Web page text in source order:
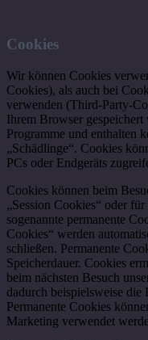
Cookies
Wir können Cookies
Cookies), als auch bei
verwenden (Third-Party-
Ihrem Browser
Programme und enthalten
„Schädlinge“. Cookies
PCs oder Endgeräts
Cookies können beim
„Session Cookies“ oder
sogenannte permanente
Cookies“ werden
schließen. Permanente
Speicherdauer. Cookies
beim nächsten Besuch
dadurch beispielsweise die
Permanente Cookies
Marketing verwendet